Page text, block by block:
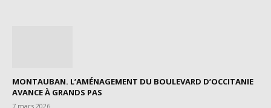
MONTAUBAN. L’AMÉNAGEMENT DU BOULEVARD D’OCCITANIE
AVANCE À GRANDS PAS
7 mars 2026